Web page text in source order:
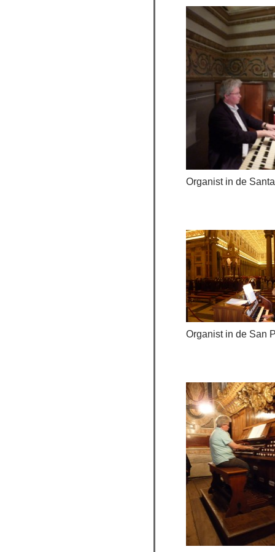
Organist in de
Organist in de San